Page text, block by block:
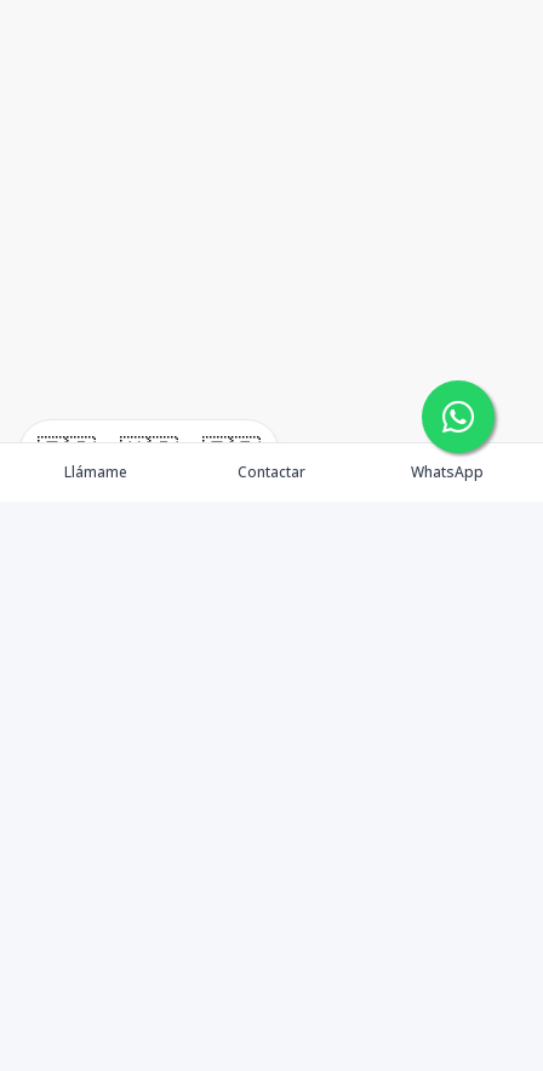
🇪🇸 🇺🇸 🇫🇷
Llámame Contactar WhatsApp